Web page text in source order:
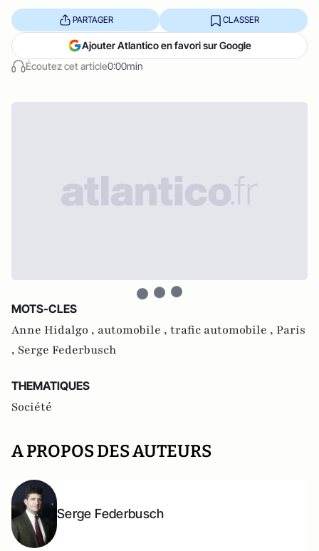
Écoutez cet article0:00min
PARTAGER CLASSER
Ajouter Atlantico en favori sur Google
MOTS-CLES
Anne Hidalgo , automobile , trafic automobile , Paris
, Serge Federbusch
THEMATIQUES
Société
A PROPOS DES AUTEURS
Serge Federbusch